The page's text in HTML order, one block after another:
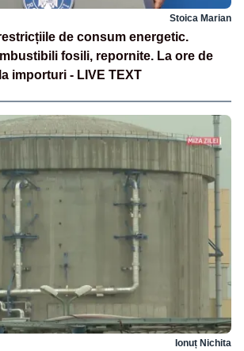
Stoica Marian
de consum energetic.
fosili, repornite. La ore de
importuri - LIVE TEXT
Ionuț Nichita